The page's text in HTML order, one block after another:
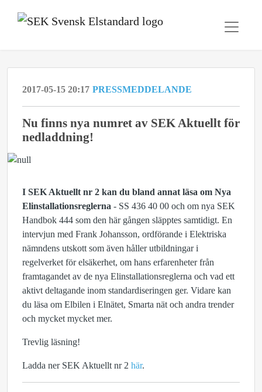
2017-05-15 20:17 PRESSMEDDELANDE
Nu finns nya numret av SEK Aktuellt för
nedladdning!
I SEK Aktuellt nr 2 kan du bland annat läsa om Nya
Elinstallationsreglerna - SS 436 40 00 och om nya SEK
Handbok 444 som den här gången släpptes samtidigt. En
intervjun med Frank Johansson, ordförande i Elektriska
nämndens utskott som även håller utbildningar i
regelverket för elsäkerhet, om hans erfarenheter från
framtagandet av de nya Elinstallationsreglerna och vad ett
aktivt deltagande inom standardiseringen ger. Vidare kan
du läsa om Elbilen i Elnätet, Smarta nät och andra trender
och mycket mycket mer.
Trevlig läsning!
Ladda ner SEK Aktuellt nr 2 här.